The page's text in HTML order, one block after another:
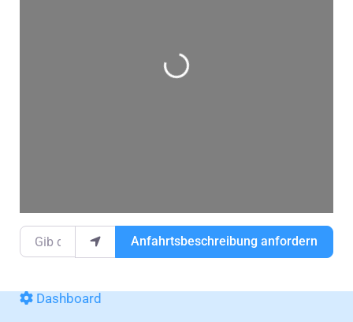
Wird geladen …
Gib deinen Standort ein.
Anfahrtsbeschreibung anfordern
Dashboard